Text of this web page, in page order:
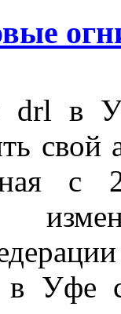
drl в
свой
с
Уфе